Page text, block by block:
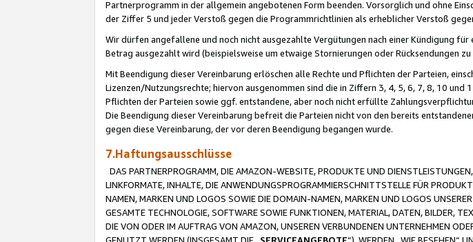
Partnerprogramm in der allgemein angebotenen Form beenden. Vorsorglich und ohne
der Ziffer 5 und jeder Verstoß gegen die Programmrichtlinien als erheblicher Verstoß
Wir dürfen angefallene und noch nicht ausgezahlte Vergütungen nach einer Kündigung
Betrag ausgezahlt wird (beispielsweise um etwaige Stornierungen oder Rücksendungen
Mit Beendigung dieser Vereinbarung erlöschen alle Rechte und Pflichten der Parteien,
Lizenzen/Nutzungsrechte; hiervon ausgenommen sind die in Ziffern 3, 4, 5, 6, 7, 8, 10
Pflichten der Parteien sowie ggf. entstandene, aber noch nicht erfüllte
Die Beendigung dieser Vereinbarung befreit die Parteien nicht von den bereits
gegen diese Vereinbarung, der vor deren Beendigung begangen wurde.
7.Haftungsausschlüsse
DAS PARTNERPROGRAMM, DIE AMAZON-WEBSITE, PRODUKTE UND
LINKFORMATE, INHALTE, DIE ANWENDUNGSPROGRAMMIERSCHNITTSTELLE FÜR
NAMEN, MARKEN UND LOGOS SOWIE DIE DOMAIN-NAMEN, MARKEN UND LOGOS
GESAMTE TECHNOLOGIE, SOFTWARE SOWIE FUNKTIONEN, MATERIAL, DATEN, BILDER,
DIE VON ODER IM AUFTRAG VON AMAZON, UNSEREN VERBUNDENEN UNTERNEHMEN